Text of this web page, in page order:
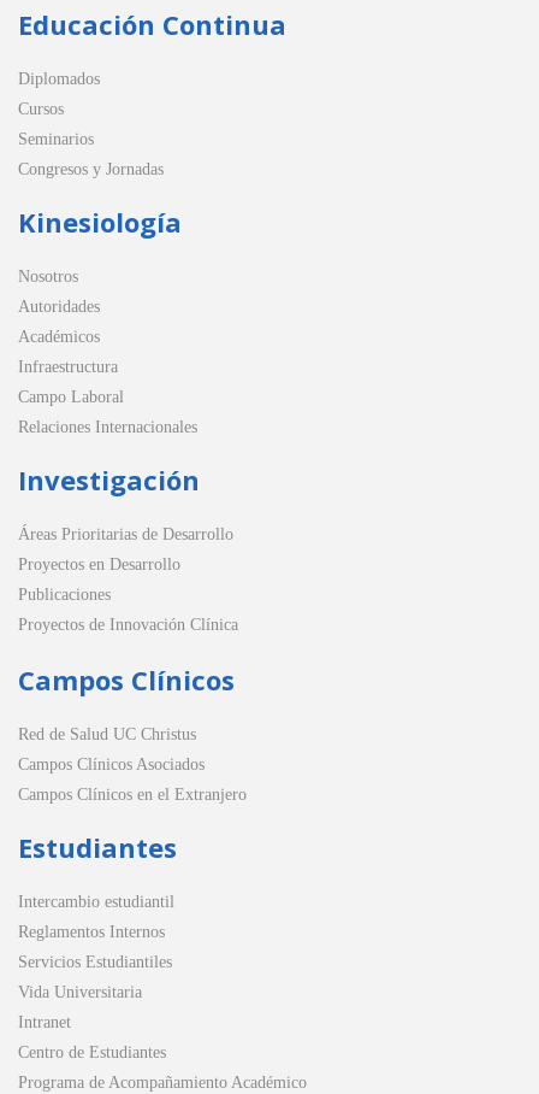
Educación Continua
Diplomados
Cursos
Seminarios
Congresos y Jornadas
Kinesiología
Nosotros
Autoridades
Académicos
Infraestructura
Campo Laboral
Relaciones Internacionales
Investigación
Áreas Prioritarias de Desarrollo
Proyectos en Desarrollo
Publicaciones
Proyectos de Innovación Clínica
Campos Clínicos
Red de Salud UC Christus
Campos Clínicos Asociados
Campos Clínicos en el Extranjero
Estudiantes
Intercambio estudiantil
Reglamentos Internos
Servicios Estudiantiles
Vida Universitaria
Intranet
Centro de Estudiantes
Programa de Acompañamiento Académico